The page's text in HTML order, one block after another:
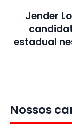
Jender
estadual
Nossos